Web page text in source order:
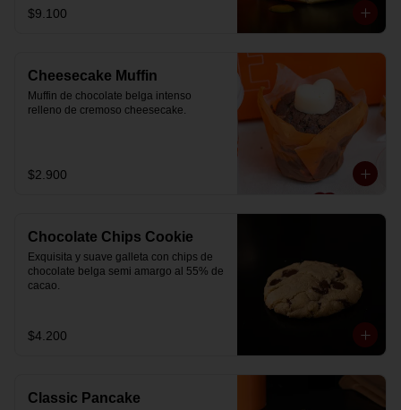
$9.100
Cheesecake Muffin
Muffin de chocolate belga intenso
relleno de cremoso cheesecake.
$2.900
Chocolate Chips Cookie
Exquisita y suave galleta con chips de
chocolate belga semi amargo al 55% de
cacao.
$4.200
Classic Pancake